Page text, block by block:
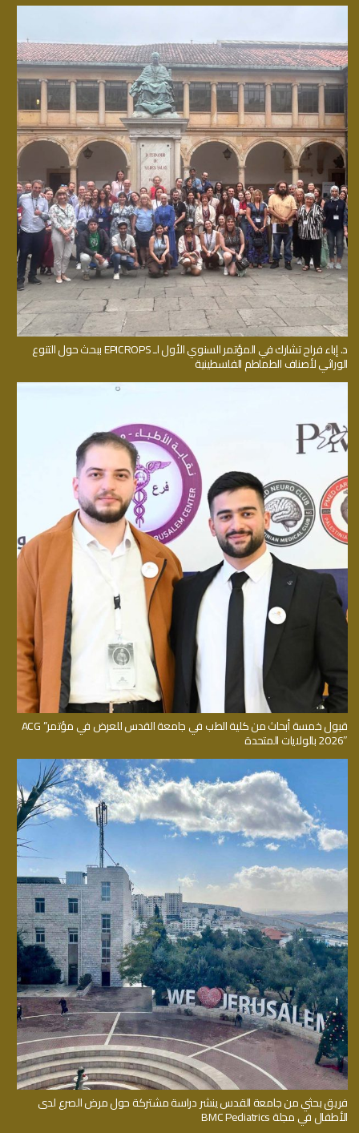
د. إباء فراح تشارك في المؤتمر السنوي الأول لـ EPICROPS ببحث حول التنوع
الوراثي لأصناف الطماطم الفلسطينية
قبول خمسة أبحاث من كلية الطب في جامعة القدس للعرض في مؤتمر” ACG
2026″ بالولايات المتحدة
فريق بحثي من جامعة القدس ينشر دراسة مشتركة حول مرض الصرع لدى
الأطفال في مجلة BMC Pediatrics